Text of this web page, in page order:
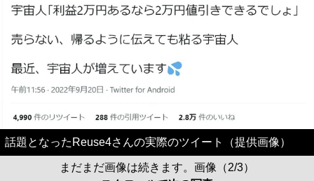
話題となったReuse4さんの実際のツイート（提供画像）
まだまだ画像は続きます。画像（2/3）